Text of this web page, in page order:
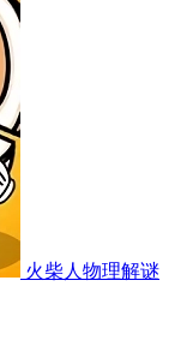
火柴人物理解谜